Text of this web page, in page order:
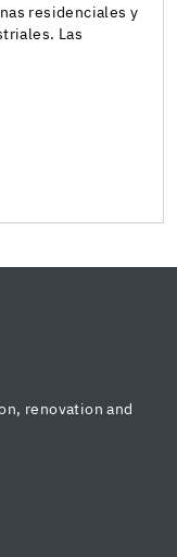
residenciales y
Las
renovation and